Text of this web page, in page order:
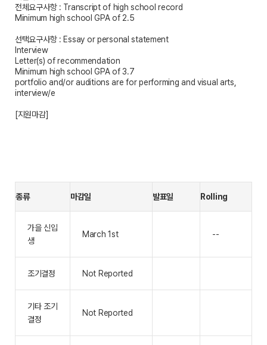
전체요구사항 : Transcript of high school record
Minimum high school GPA of 2.5
선택요구사항 : Essay or personal statement
Interview
Letter(s) of recommendation
Minimum high school GPA of 3.7
portfolio and/or auditions are for performing and visual arts,
interview/e
[지원마감]
종류 마감일 발표일 Rolling
가을 신입
생
March 1st --
조기결정 Not Reported
기타 조기
결정
Not Reported